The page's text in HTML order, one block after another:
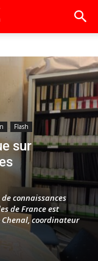
Flash
sur
de connaissances
de France est
Chenal, coordinateur